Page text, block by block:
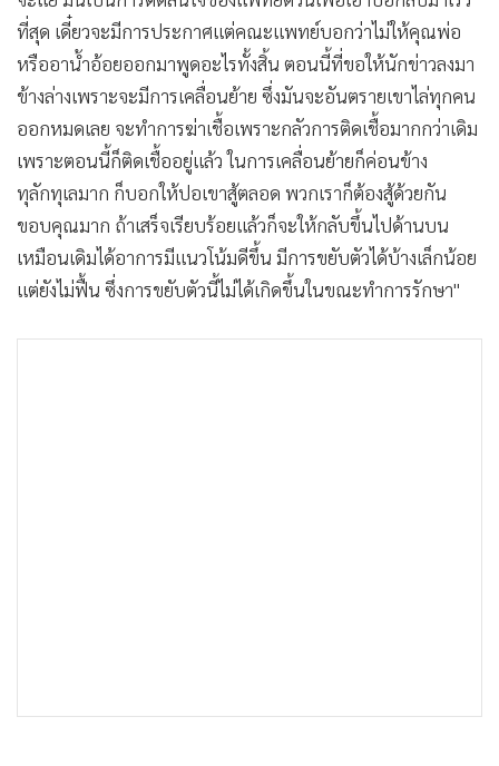
ที่สุด เดี๋ยวจะมีการประกาศแต่คณะแพทย์บอกว่าไม่ให้คุณพ่อ
หรืออาน้ำอ้อยออกมาพูดอะไรทั้งสิ้น ตอนนี้ที่ขอให้นักข่าวลงมา
ข้างล่างเพราะจะมีการเคลื่อนย้าย ซึ่งมันจะอันตรายเขาไล่ทุกคน
ออกหมดเลย จะทำการฆ่าเชื้อเพราะกลัวการติดเชื้อมากกว่าเดิม
เพราะตอนนี้ก็ติดเชื้ออยู่แล้ว ในการเคลื่อนย้ายก็ค่อนข้าง
ทุลักทุเลมาก ก็บอกให้ปอเขาสู้ตลอด พวกเราก็ต้องสู้ด้วยกัน
ขอบคุณมาก ถ้าเสร็จเรียบร้อยแล้วก็จะให้กลับขึ้นไปด้านบน
เหมือนเดิมได้อาการมีแนวโน้มดีขึ้น มีการขยับตัวได้บ้างเล็กน้อย
แต่ยังไม่ฟื้น ซึ่งการขยับตัวนี้ไม่ได้เกิดขึ้นในขณะทำการรักษา"